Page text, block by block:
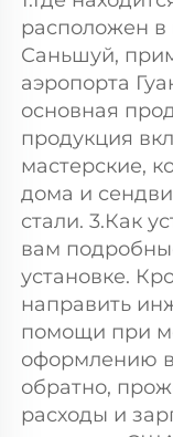
расположен
Саньшуй,
аэропорта
основная
продукция
мастерские,
дома и
стали. 3.Как
вам
установке.
направить
помощи при
оформлению
обратно,
расходы и